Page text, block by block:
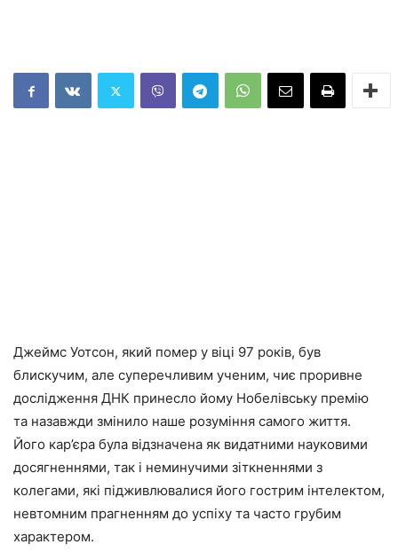
Джеймс Уотсон, який помер у віці 97 років, був
блискучим, але суперечливим ученим, чиє проривне
дослідження ДНК принесло йому Нобелівську премію
та назавжди змінило наше розуміння самого життя.
Його кар’єра була відзначена як видатними науковими
досягненнями, так і неминучими зіткненнями з
колегами, які підживлювалися його гострим інтелектом,
невтомним прагненням до успіху та часто грубим
характером.